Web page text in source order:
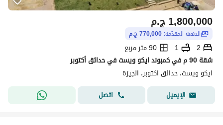
ج.م1,800,000
الدفعة المقدّمة: 770,000 ج.م
2
1
90 متر مربع
شقة 90 م في كمبوند ايكو ويست في حدائق أكتوبر
ايكو ويست، حدائق اكتوبر، الجيزة
الإيميل
اتصل